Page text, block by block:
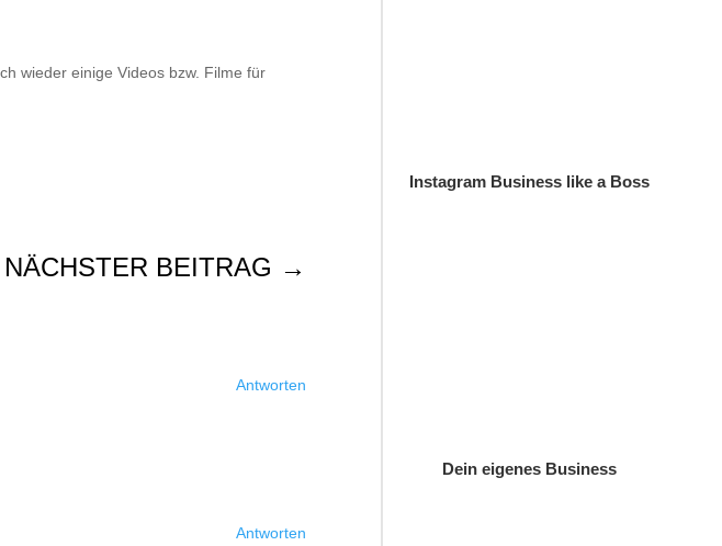
wieder einige Videos bzw. Filme für
NÄCHSTER BEITRAG →
Antworten
Antworten
Instagram Business like a Boss
Dein eigenes Business